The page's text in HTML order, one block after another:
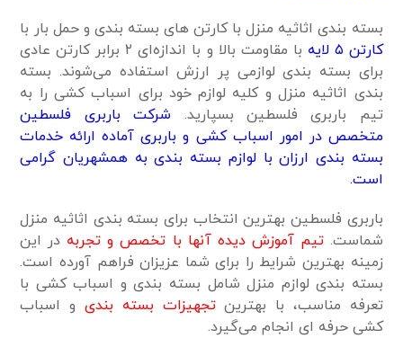
بسته بندی اثاثیه منزل با کارتن های بسته بندی و حمل بار با
کارتن ۵ لایه
با مقاومت بالا و با اندازه‌ای ۲ برابر کارتن عادی
برای بسته بندی لوازمی پر ارزش استفاده می‌شوند. بسته
بندی اثاثیه منزل و کلیه لوازم خود برای اسباب کشی را به
تیم باربری فلسطین بسپارید. شرکت باربری فلسطین
متخصص در امور اسباب کشی و باربری آماده ارائه خدمات
بسته بندی ارزان با لوازم بسته بندی به همشهریان گرامی
است.
باربری فلسطین بهترین انتخاب برای بسته بندی اثاثیه منزل
شماست.تیم آموزش دیده آنها با تخصص و تجربه در این
زمینه بهترین شرایط را برای شما عزیزان فراهم آورده است.
بسته بندی لوازم منزل شامل بسته بندی و اسباب کشی با
تعرفه مناسب، با بهترینتجهیزات بسته بندی و اسباب
کشی حرفه ای انجام می‌گیرد.